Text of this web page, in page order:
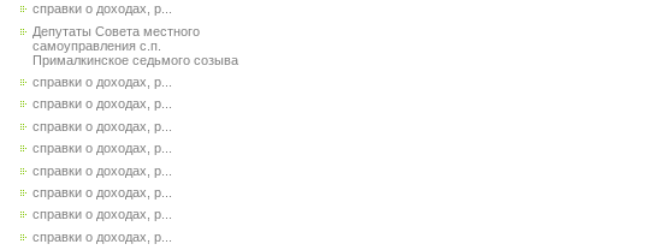
справки о доходах, р...
Депутаты Совета местного
самоуправления с.п.
Прималкинское седьмого созыва
справки о доходах, р...
справки о доходах, р...
справки о доходах, р...
справки о доходах, р...
справки о доходах, р...
справки о доходах, р...
справки о доходах, р...
справки о доходах, р...